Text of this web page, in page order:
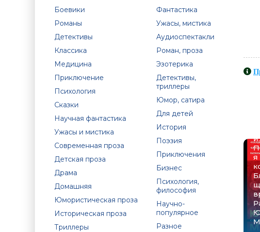
Боевики
Романы
Детективы
Классика
Медицина
Приключение
Психология
Сказки
Научная фантастика
Ужасы и мистика
Современная проза
Детская проза
Драма
Домашняя
Юмористическая проза
Историческая проза
Триллеры
Фантастика
Ужасы, мистика
Аудиоспектакли
Роман, проза
Эзотерика
Детективы,
триллеры
Юмор, сатира
Для детей
История
Поэзия
Приключения
Бизнес
Психология,
философия
Научно-
популярное
Разное
я